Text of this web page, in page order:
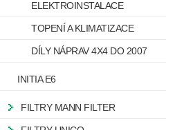
ELEKTROINSTALACE
TOPENÍ A KLIMATIZACE
DÍLY NÁPRAV 4X4 DO 2007
INITIA E6
FILTRY MANN FILTER